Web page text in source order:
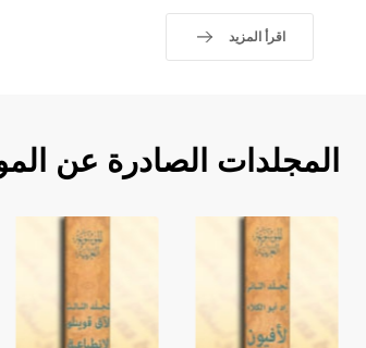
اقرأ المزيد
المجلدات الصادرة عن